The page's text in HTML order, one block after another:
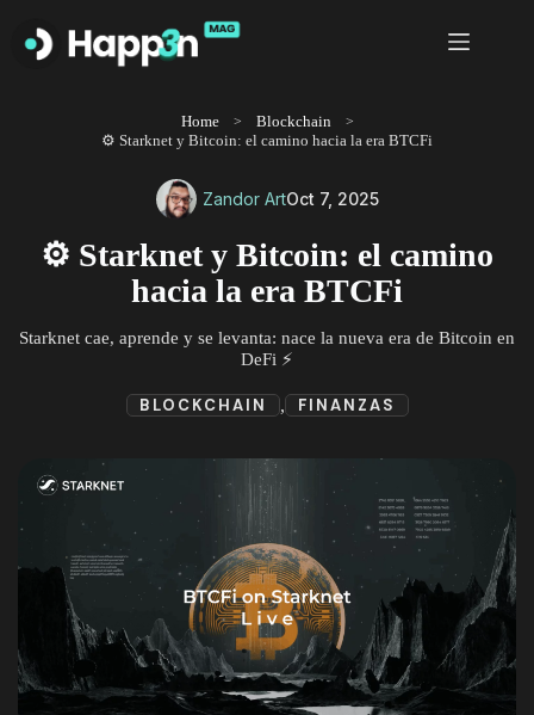
contenido
Home
Blockchain
⚙️ Starknet y Bitcoin: el camino hacia la era BTCFi
Zandor ArtOct 7, 2025
⚙️ Starknet y Bitcoin: el camino
hacia la era BTCFi
Starknet cae, aprende y se levanta: nace la nueva era de Bitcoin en
DeFi ⚡
BLOCKCHAIN , FINANZAS